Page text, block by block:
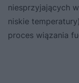
niesprzyjających
niskie
proces wiązania